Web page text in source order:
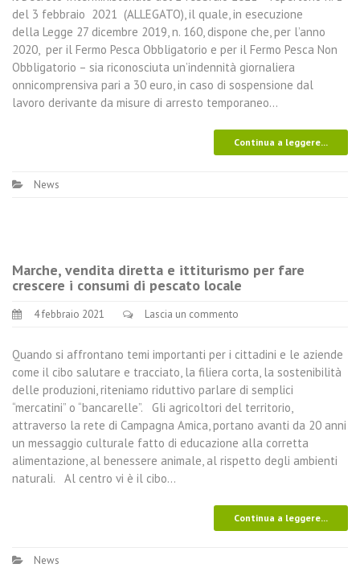
del 3 febbraio 2021 (ALLEGATO), il quale, in esecuzione
della Legge 27 dicembre 2019, n. 160, dispone che, per l’anno
2020, per il Fermo Pesca Obbligatorio e per il Fermo Pesca Non
Obbligatorio – sia riconosciuta un’indennità giornaliera
onnicomprensiva pari a 30 euro, in caso di sospensione dal
lavoro derivante da misure di arresto temporaneo…
Continua a leggere...
News
Marche, vendita diretta e ittiturismo per fare
crescere i consumi di pescato locale
4 febbraio 2021 Lascia un commento
Quando si affrontano temi importanti per i cittadini e le aziende
come il cibo salutare e tracciato, la filiera corta, la sostenibilità
delle produzioni, riteniamo riduttivo parlare di semplici
“mercatini” o “bancarelle”. Gli agricoltori del territorio,
attraverso la rete di Campagna Amica, portano avanti da 20 anni
un messaggio culturale fatto di educazione alla corretta
alimentazione, al benessere animale, al rispetto degli ambienti
naturali. Al centro vi è il cibo…
Continua a leggere...
News